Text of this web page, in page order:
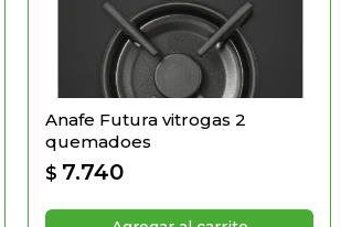
Anafe Futura vitrogas 2
quemadoes
$ 7.740